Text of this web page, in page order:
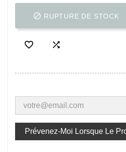
 RUPTURE DE STOCK
 
Prévenez-Moi Lorsque Le